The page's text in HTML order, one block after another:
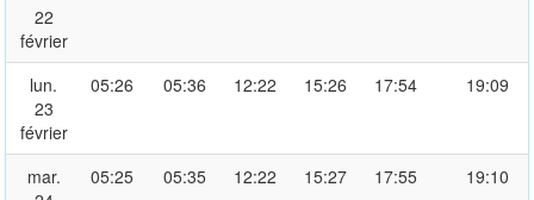
22
février
lun.
23
février
05:26 05:36 12:22 15:26 17:54 19:09
mar.
05:25 05:35 12:22 15:27 17:55 19:10